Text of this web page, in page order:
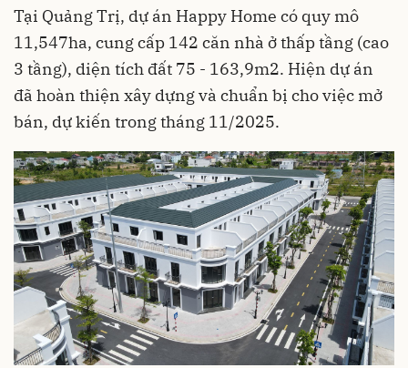
Tại Quảng Trị, dự án Happy Home có quy mô
11,547ha, cung cấp 142 căn nhà ở thấp tầng (cao
3 tầng), diện tích đất 75 - 163,9m2. Hiện dự án
đã hoàn thiện xây dựng và chuẩn bị cho việc mở
bán, dự kiến trong tháng 11/2025.